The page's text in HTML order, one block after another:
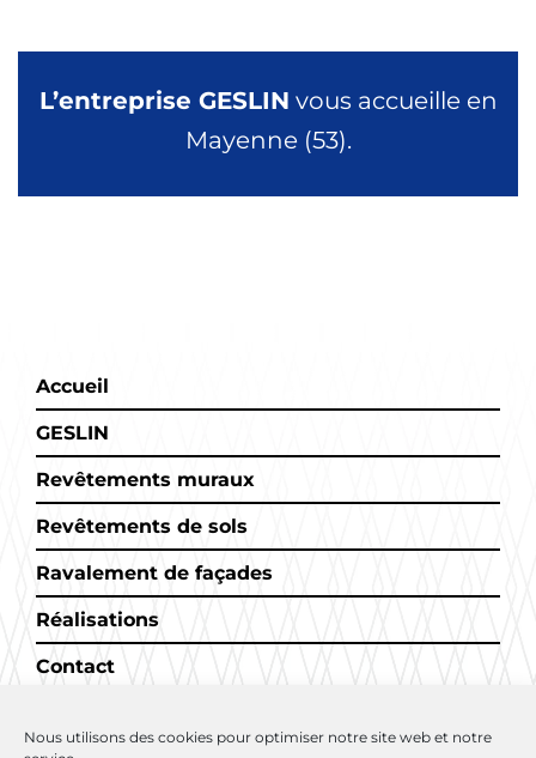
Nous utilisons des cookies pour optimiser notre site web et notre
L’entreprise GESLIN vous accueille en
Mayenne (53).
Accueil
GESLIN
Revêtements muraux
Revêtements de sols
Ravalement de façades
Réalisations
Contact